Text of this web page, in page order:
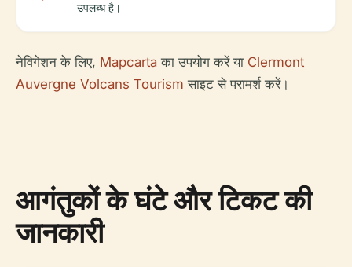
उपलब्ध है।
नेविगेशन के लिए, Mapcarta का उपयोग करें या Clermont
Auvergne Volcans Tourism साइट से परामर्श करें।
आगंतुकों के घंटे और टिकट की
जानकारी